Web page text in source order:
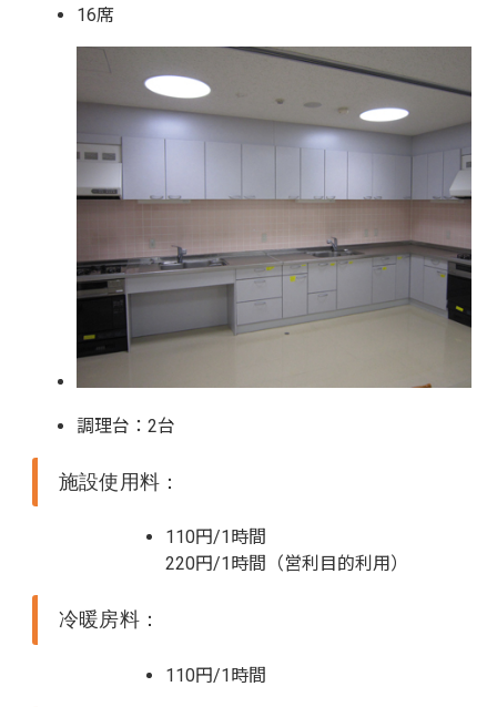
16席
調理台：2台
施設使用料：
110円/1時間
220円/1時間（営利目的利用）
冷暖房料：
110円/1時間